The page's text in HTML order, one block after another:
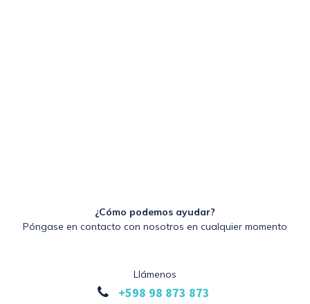
¿Cómo podemos ayudar?
Póngase en contacto con nosotros en cualquier momento
Llámenos
+598 98 873 873